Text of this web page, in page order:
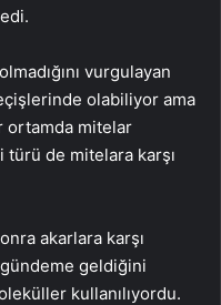
vurgulayan
olabiliyor ama
ortamda mitelar
de mitelara karşı
akarlara karşı
geldiğini
kullanılıyordu.